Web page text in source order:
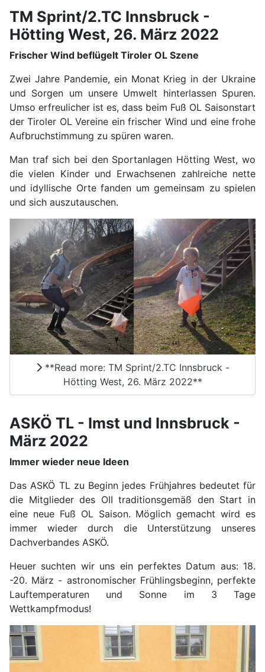
TM Sprint/2.TC Innsbruck -
Hötting West, 26. März 2022
Frischer Wind beflügelt Tiroler OL Szene
Zwei Jahre Pandemie, ein Monat Krieg in der Ukraine
und Sorgen um unsere Umwelt hinterlassen Spuren.
Umso erfreulicher ist es, dass beim Fuß OL Saisonstart
der Tiroler OL Vereine ein frischer Wind und eine frohe
Aufbruchstimmung zu spüren waren.
Man traf sich bei den Sportanlagen Hötting West, wo
die vielen Kinder und Erwachsenen zahlreiche nette
und idyllische Orte fanden um gemeinsam zu spielen
und sich auszutauschen.
**Read more: TM Sprint/2.TC Innsbruck -
Hötting West, 26. März 2022**
ASKÖ TL - Imst und Innsbruck -
März 2022
Immer wieder neue Ideen
Das ASKÖ TL zu Beginn jedes Frühjahres bedeutet für
die Mitglieder des OII traditionsgemäß den Start in
eine neue Fuß OL Saison. Möglich gemacht wird es
immer wieder durch die Unterstützung unseres
Dachverbandes ASKÖ.
Heuer suchten wir uns ein perfektes Datum aus: 18.
-20. März - astronomischer Frühlingsbeginn, perfekte
Lauftemperaturen und Sonne im 3 Tage
Wettkampfmodus!